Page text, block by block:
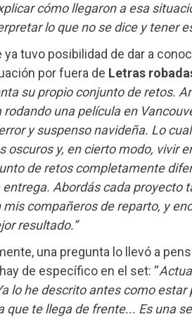
cómo llegaron a esa
lo que no se dice y tener
ya tuvo posibilidad de dar a
por fuera de Letras
su propio conjunto de retos.
rodando una película en
y suspenso navideña. Lo
oscuros y, en cierto modo, vivir
de retos completamente
Abordás cada proyecto
mis compañeros de reparto, y
resultado.”
una pregunta lo llevó a
de específico en el set: “
lo he descrito antes como
que te llega de frente... Es una